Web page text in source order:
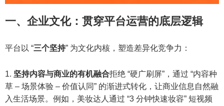
一、企业文化：贯穿平台运营的底层逻辑
平台以 “三个坚持” 为文化内核，塑造差异化竞争力：
坚持内容与商业的有机融合拒绝 “硬广刷屏”，通过 “内容种
草 – 场景体验 – 价值认同” 的渐进式转化，让商业信息自然融
入生活场景。例如，美妆达人通过 “3 分钟快速妆容” 短视频